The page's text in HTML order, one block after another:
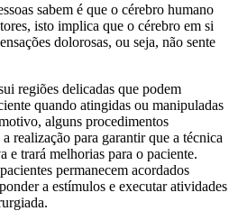
sabem é que o cérebro humano
isto implica que o cérebro em si
dolorosas, ou seja, não sente
regiões delicadas que podem
quando atingidas ou manipuladas
alguns procedimentos
realização para garantir que a técnica
e trará melhorias para o paciente.
permanecem acordados
a estímulos e executar atividades